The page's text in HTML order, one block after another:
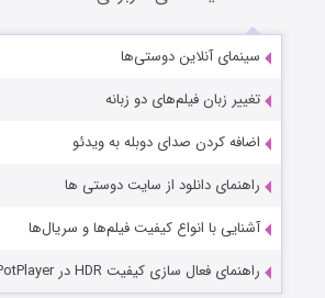
سینمای آنلاین دوستی‌ها
تغییر زبان فیلم‌های دو زبانه
اضافه کردن صدای دوبله به ویدئو
راهنمای دانلود از سایت دوستی ها
آشنایی با انواع کیفیت فیلم‌ها و سریال‌ها
راهنمای فعال سازی کیفیت HDR در PotPlayer